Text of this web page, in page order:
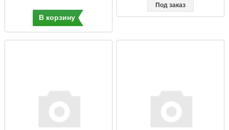
В корзину
Под заказ